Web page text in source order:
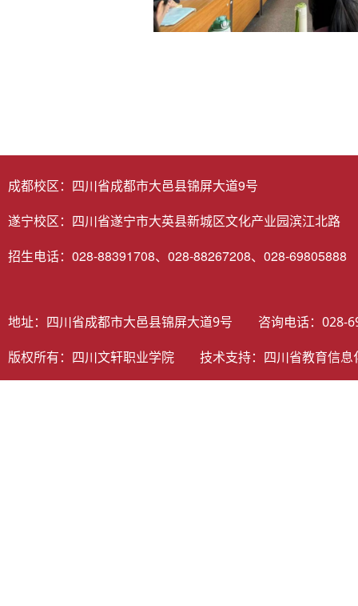
成都校区：四川省成都市大邑县锦屏大道9号
遂宁校区：四川省遂宁市大英县新城区文化产业园滨江北路
招生电话：028-88391708、028-88267208、028-69805888
地址：四川省成都市大邑县锦屏大道9号 咨询电话：
版权所有：四川文轩职业学院 技术支持： 四川省教育信